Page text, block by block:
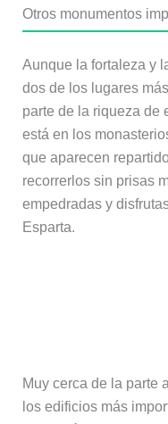
Otros monumentos
Aunque la fortaleza y
dos de los lugares
parte de la riqueza de
está en los
que aparecen
recorrerlos sin prisas
empedradas y
Esparta.
Muy cerca de la parte
los edificios más